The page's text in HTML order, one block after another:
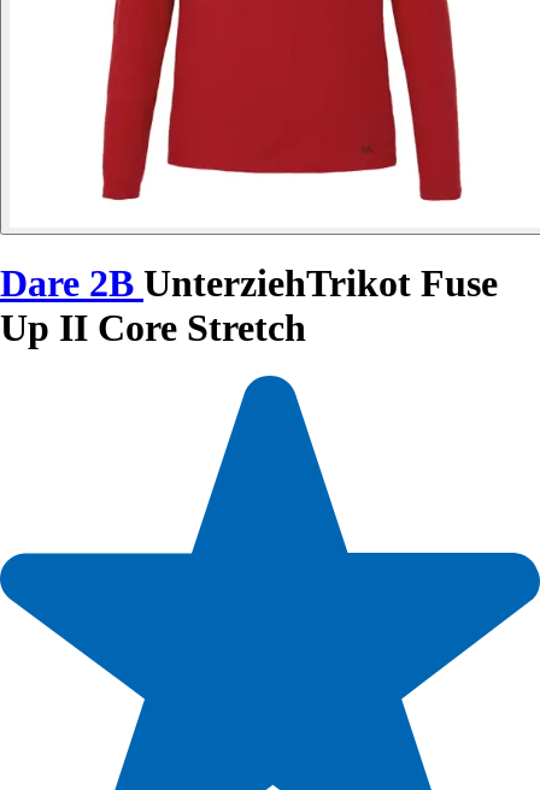
Dare 2B UnterziehTrikot Fuse
Up II Core Stretch